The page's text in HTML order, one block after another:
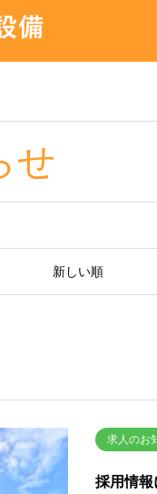
せ
新しい順
求人のお
採用情